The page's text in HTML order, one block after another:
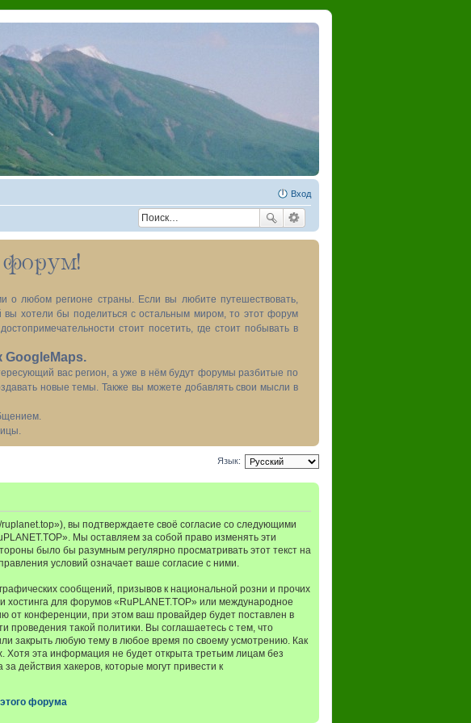
Вход
форум!
о любом регионе страны. Если вы любите путешествовать,
вы хотели бы поделиться с остальным миром, то этот форум
стоит посетить, где стоит побывать в
GoogleMaps.
вас регион, а уже в нём будут форумы разбитые по
новые темы. Также вы можете добавлять свои мысли в
Язык:
вы подтверждаете своё согласие со следующими
Мы оставляем за собой право изменять эти
было бы разумным регулярно просматривать этот текст на
условий означает ваше согласие с ними.
сообщений, призывов к национальной розни и прочих
хостинга для форумов «RuPLANET.TOP» или международное
от конференции, при этом ваш провайдер будет поставлен в
проведения такой политики. Вы соглашаетесь с тем, что
закрыть любую тему в любое время по своему усмотрению. Как
Хотя эта информация не будет открыта третьим лицам без
действия хакеров, которые могут привести к
форума